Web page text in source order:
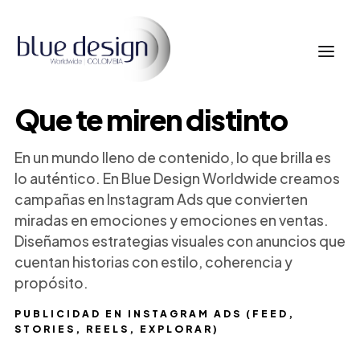
PUBLICIDAD EN INSTAGRAM ADS (FEED,
STORIES, REELS, EXPLORAR)
Que te miren distinto
En un mundo lleno de contenido, lo que brilla es
lo auténtico. En Blue Design Worldwide creamos
campañas en Instagram Ads que convierten
miradas en emociones y emociones en ventas.
Diseñamos estrategias visuales con anuncios que
cuentan historias con estilo, coherencia y
propósito.